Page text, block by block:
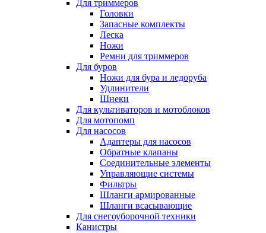
Для триммеров
Головки
Запасные комплекты
Леска
Ножи
Ремни для триммеров
Для буров
Ножи для бура и ледоруба
Удлинители
Шнеки
Для культиваторов и мотоблоков
Для мотопомп
Для насосов
Адаптеры для насосов
Обратные клапаны
Соединительные элементы
Управляющие системы
Фильтры
Шланги армированные
Шланги всасывающие
Для снегоуборочной техники
Канистры